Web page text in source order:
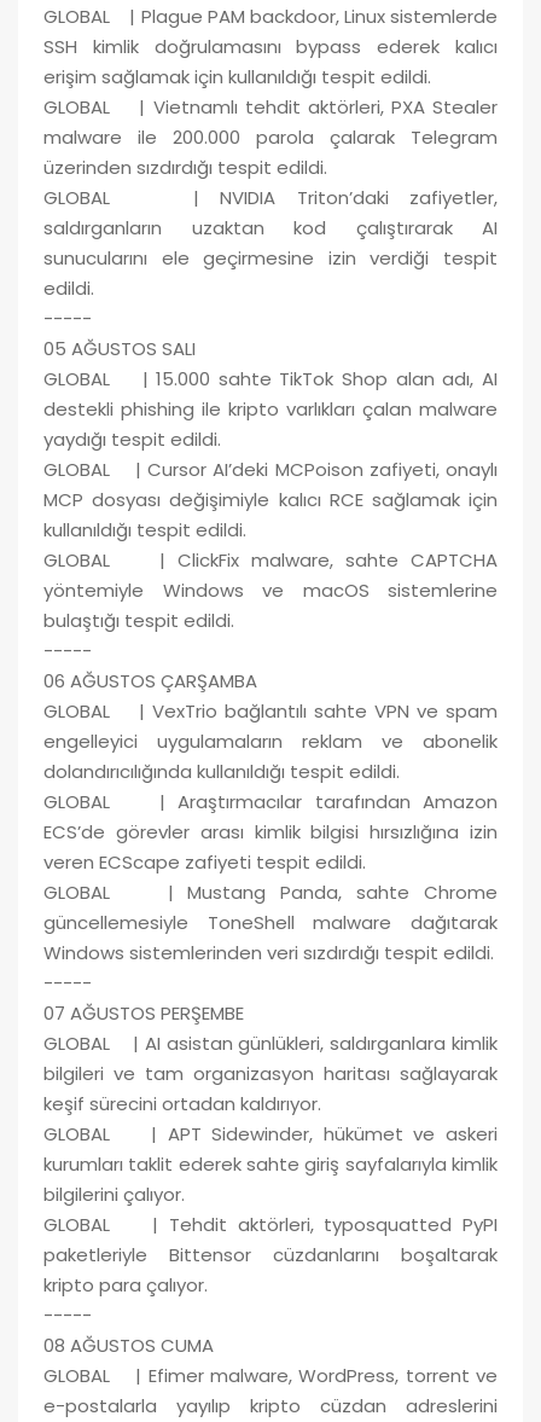
GLOBAL | Plague PAM backdoor, Linux sistemlerde
SSH kimlik doğrulamasını bypass ederek kalıcı
erişim sağlamak için kullanıldığı tespit edildi.
GLOBAL | Vietnamlı tehdit aktörleri, PXA Stealer
malware ile 200.000 parola çalarak Telegram
üzerinden sızdırdığı tespit edildi.
GLOBAL | NVIDIA Triton’daki zafiyetler,
saldırganların uzaktan kod çalıştırarak AI
sunucularını ele geçirmesine izin verdiği tespit
edildi.
-----
05 AĞUSTOS SALI
GLOBAL | 15.000 sahte TikTok Shop alan adı, AI
destekli phishing ile kripto varlıkları çalan malware
yaydığı tespit edildi.
GLOBAL | Cursor AI’deki MCPoison zafiyeti, onaylı
MCP dosyası değişimiyle kalıcı RCE sağlamak için
kullanıldığı tespit edildi.
GLOBAL | ClickFix malware, sahte CAPTCHA
yöntemiyle Windows ve macOS sistemlerine
bulaştığı tespit edildi.
-----
06 AĞUSTOS ÇARŞAMBA
GLOBAL | VexTrio bağlantılı sahte VPN ve spam
engelleyici uygulamaların reklam ve abonelik
dolandırıcılığında kullanıldığı tespit edildi.
GLOBAL | Araştırmacılar tarafından Amazon
ECS’de görevler arası kimlik bilgisi hırsızlığına izin
veren ECScape zafiyeti tespit edildi.
GLOBAL | Mustang Panda, sahte Chrome
güncellemesiyle ToneShell malware dağıtarak
Windows sistemlerinden veri sızdırdığı tespit edildi.
-----
07 AĞUSTOS PERŞEMBE
GLOBAL | AI asistan günlükleri, saldırganlara kimlik
bilgileri ve tam organizasyon haritası sağlayarak
keşif sürecini ortadan kaldırıyor.
GLOBAL | APT Sidewinder, hükümet ve askeri
kurumları taklit ederek sahte giriş sayfalarıyla kimlik
bilgilerini çalıyor.
GLOBAL | Tehdit aktörleri, typosquatted PyPI
paketleriyle Bittensor cüzdanlarını boşaltarak
kripto para çalıyor.
-----
08 AĞUSTOS CUMA
GLOBAL | Efimer malware, WordPress, torrent ve
e-postalarla yayılıp kripto cüzdan adreslerini